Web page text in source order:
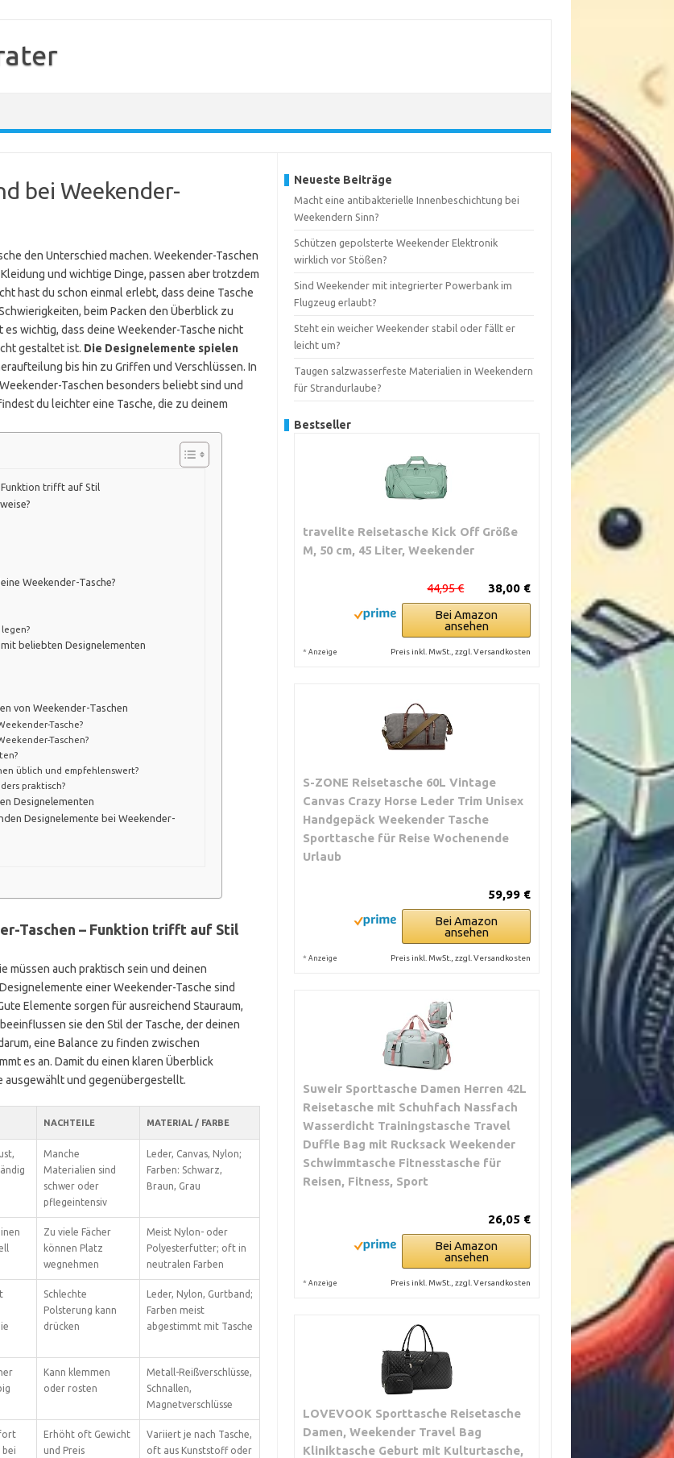
bei Weekender-
den Unterschied machen. Weekender-Taschen
und wichtige Dinge, passen aber trotzdem
hast du schon einmal erlebt, dass deine Tasche
beim Packen den Überblick zu
wichtig, dass deine Weekender-Tasche nicht
gestaltet ist. Die Designelemente spielen
bis hin zu Griffen und Verschlüssen. In
Taschen besonders beliebt sind und
du leichter eine Tasche, die zu deinem
Funktion trifft auf Stil
Weekender-Tasche?
beliebten Designelementen
von Weekender-Taschen
Tasche?
Taschen?
üblich und empfehlenswert?
praktisch?
Designelementen
Designelemente bei Weekender-
Taschen – Funktion trifft auf Stil
müssen auch praktisch sein und deinen
einer Weekender-Tasche sind
Elemente sorgen für ausreichend Stauraum,
sie den Stil der Tasche, der deinen
eine Balance zu finden zwischen
es an. Damit du einen klaren Überblick
ausgewählt und gegenübergestellt.
NACHTEILE MATERIAL / FARBE
Manche
Materialien sind
schwer oder
pflegeintensiv
Leder, Canvas, Nylon;
Farben: Schwarz,
Braun, Grau
Zu viele Fächer
können Platz
wegnehmen
Meist Nylon- oder
Polyesterfutter; oft in
neutralen Farben
Schlechte
Polsterung kann
drücken
Leder, Nylon, Gurtband;
Farben meist
abgestimmt mit Tasche
Kann klemmen
oder rosten
Metall-Reißverschlüsse,
Schnallen,
Magnetverschlüsse
bei
Erhöht oft Gewicht
und Preis
Variiert je nach Tasche,
oft aus Kunststoff oder
Neueste Beiträge
Macht eine antibakterielle Innenbeschichtung bei
Weekendern Sinn?
Schützen gepolsterte Weekender Elektronik
wirklich vor Stößen?
Sind Weekender mit integrierter Powerbank im
Flugzeug erlaubt?
Steht ein weicher Weekender stabil oder fällt er
leicht um?
Taugen salzwasserfeste Materialien in Weekendern
für Strandurlaube?
Bestseller
travelite Reisetasche Kick Off Größe
M, 50 cm, 45 Liter, Weekender
38,00 €
44,95 €
Bei Amazon
ansehen
* Anzeige Preis inkl. MwSt., zzgl. Versandkosten
S-ZONE Reisetasche 60L Vintage
Canvas Crazy Horse Leder Trim Unisex
Handgepäck Weekender Tasche
Sporttasche für Reise Wochenende
Urlaub
59,99 €
Bei Amazon
ansehen
* Anzeige Preis inkl. MwSt., zzgl. Versandkosten
Suweir Sporttasche Damen Herren 42L
Reisetasche mit Schuhfach Nassfach
Wasserdicht Trainingstasche Travel
Duffle Bag mit Rucksack Weekender
Schwimmtasche Fitnesstasche für
Reisen, Fitness, Sport
26,05 €
Bei Amazon
ansehen
* Anzeige Preis inkl. MwSt., zzgl. Versandkosten
LOVEVOOK Sporttasche Reisetasche
Damen, Weekender Travel Bag
Kliniktasche Geburt mit Kulturtasche,